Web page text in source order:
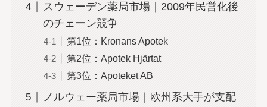
スウェーデン薬局市場｜2009年民営化後
のチェーン競争
第1位：Kronans Apotek
第2位：Apotek Hjärtat
第3位：Apoteket AB
ノルウェー薬局市場｜欧州系大手が支配